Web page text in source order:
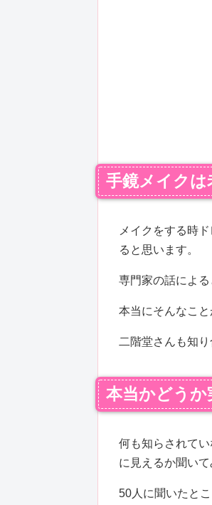
手鏡メイクは
メイクをする時
ると思います。
専門家の話によ
本当にそんなこと
二階堂さんも知
本当かどうか
何も知らされて
に見えるか聞いて
50人に聞いたと